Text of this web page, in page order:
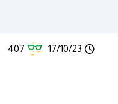
17/10/23
407